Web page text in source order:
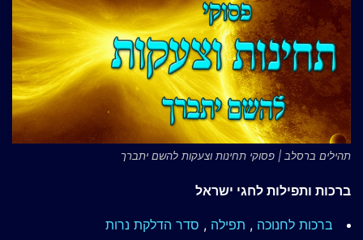
תהילים ברסלב | פסוקי תחינות וצעקות להשם יתברך
ברכות ותפילות לחגי ישראל
ברכות לחנוכה , תפילה , סדר הדלקת נרות